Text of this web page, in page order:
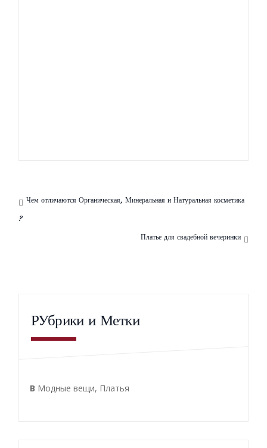
Чем отличаются Органическая, Минеральная и Натуральная косметика
?
Платье для свадебной вечеринки
РУбрики и Метки
В Модные вещи, Платья